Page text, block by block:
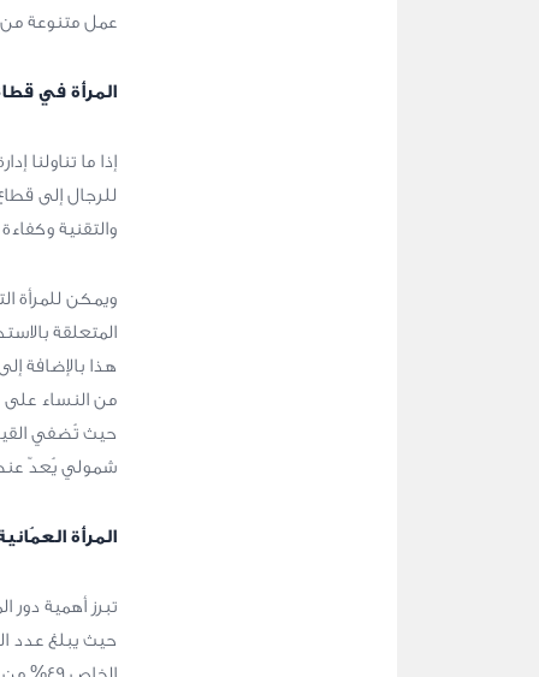
عمل متنوعة من
المرأة في
إذا ما تناولنا
للرجال إلى
والتقنية
ويمكن للمرأة
المتعلقة
هذا بالإضافة
من النساء على
حيث تُضفي
شمولي يُعدّ
المرأة
تبرز أهمية